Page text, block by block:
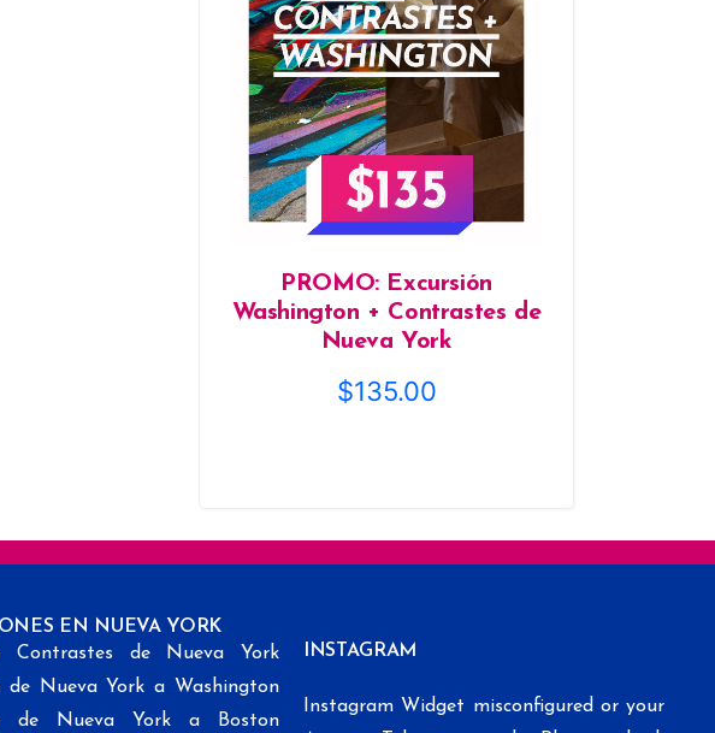
PROMO: Excursión
Washington + Contrastes de
Nueva York
$135.00
EN NUEVA YORK
Contrastes de Nueva York
de Nueva York a Washington
de Nueva York a Boston
INSTAGRAM
Instagram Widget misconfigured or your